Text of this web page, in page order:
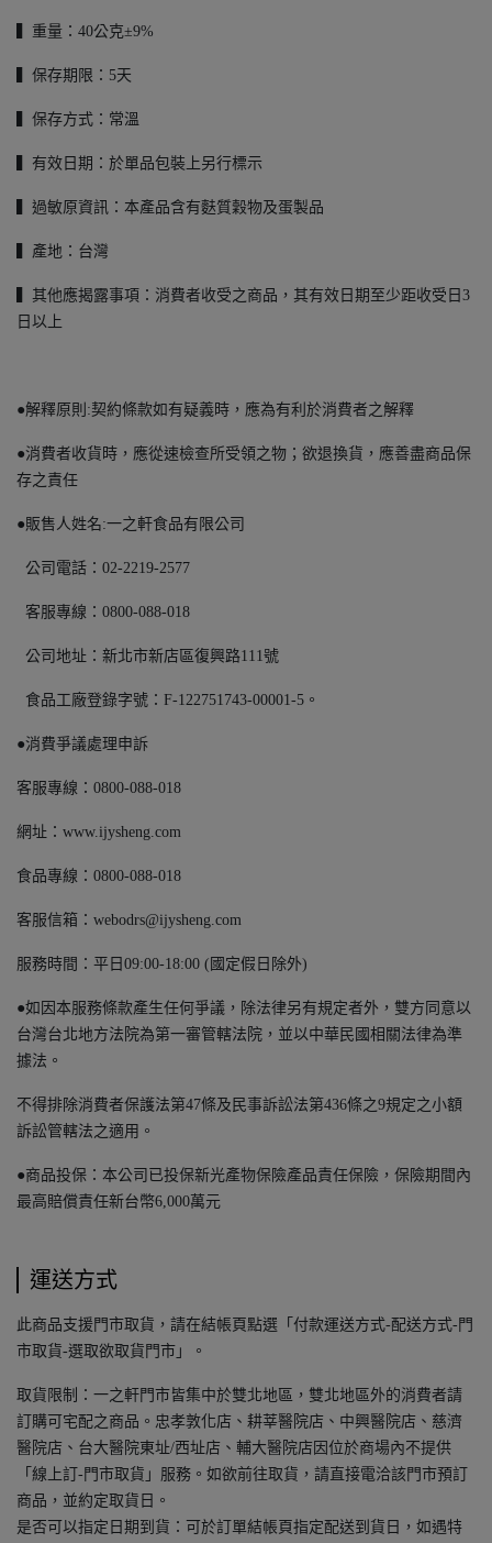
▍重量：40公克±9%
▍保存期限：5天
▍保存方式：常溫
▍有效日期：於單品包裝上另行標示
▍過敏原資訊：本產品含有麩質穀物及蛋製品
▍產地：台灣
▍其他應揭露事項：消費者收受之商品，其有效日期至少距收受日3
日以上
●解釋原則:契約條款如有疑義時，應為有利於消費者之解釋
●消費者收貨時，應從速檢查所受領之物；欲退換貨，應善盡商品保
存之責任
●販售人姓名:一之軒食品有限公司
公司電話：02-2219-2577
客服專線：0800-088-018
公司地址：新北市新店區復興路111號
食品工廠登錄字號：F-122751743-00001-5。
●消費爭議處理申訴
客服專線：0800-088-018
網址：www.ijysheng.com
食品專線：0800-088-018
客服信箱：webodrs@ijysheng.com
服務時間：平日09:00-18:00 (國定假日除外)
●如因本服務條款產生任何爭議，除法律另有規定者外，雙方同意以
台灣台北地方法院為第一審管轄法院，並以中華民國相關法律為準
據法。
不得排除消費者保護法第47條及民事訴訟法第436條之9規定之小額
訴訟管轄法之適用。
●商品投保：本公司已投保新光產物保險產品責任保險，保險期間內
最高賠償責任新台幣6,000萬元
運送方式
此商品支援門市取貨，請在結帳頁點選「付款運送方式-配送方式-門
市取貨-選取欲取貨門市」。
取貨限制：一之軒門市皆集中於雙北地區，雙北地區外的消費者請
訂購可宅配之商品。忠孝敦化店、耕莘醫院店、中興醫院店、慈濟
醫院店、台大醫院東址/西址店、輔大醫院店因位於商場內不提供
「線上訂-門市取貨」服務。如欲前往取貨，請直接電洽該門市預訂
商品，並約定取貨日。
是否可以指定日期到貨：可於訂單結帳頁指定配送到貨日，如遇特